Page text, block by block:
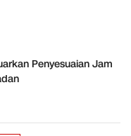
Penyesuaian Jam